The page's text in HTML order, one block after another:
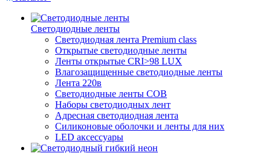
Светодиодные ленты
Светодиодная лента Premium class
Открытые светодиодные ленты
Ленты открытые CRI>98 LUX
Влагозащищенные светодиодные ленты
Лента 220в
Светодиодные ленты COB
Наборы светодиодных лент
Адресная светодиодная лента
Силиконовые оболочки и ленты для них
LED аксессуары